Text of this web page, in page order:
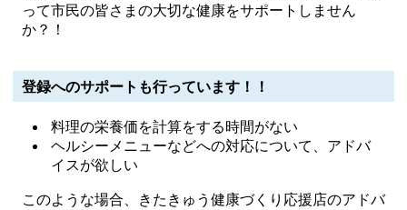
って市民の皆さまの大切な健康をサポートしません
か？！
登録へのサポートも行っています！！
料理の栄養価を計算をする時間がない
ヘルシーメニューなどへの対応について、アドバ
イスが欲しい
このような場合、きたきゅう健康づくり応援店のアドバ